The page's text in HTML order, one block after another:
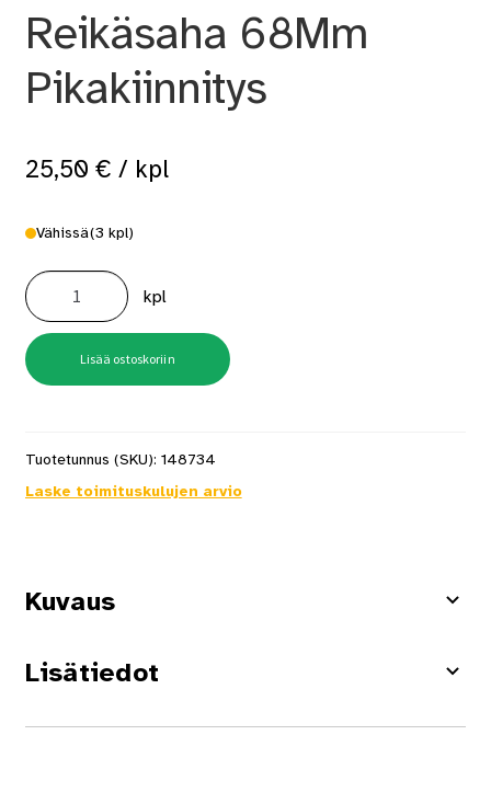
Reikäsaha 68Mm
Pikakiinnitys
25,50 € / kpl
Vähissä(3 kpl)
Reikäsaha
68Mm
Pikakiinnitys
määrä
kpl
Lisää ostoskoriin
Tuotetunnus (SKU): 148734
Laske toimituskulujen arvio
Kuvaus
Lisätiedot